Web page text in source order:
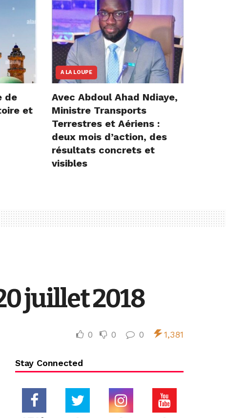
de
et
A LA LOUPE
Avec Abdoul Ahad Ndiaye,
Ministre Transports
Terrestres et Aériens :
deux mois d’action, des
résultats concrets et
visibles
juillet 2018
0 0 0 1,381
Stay Connected